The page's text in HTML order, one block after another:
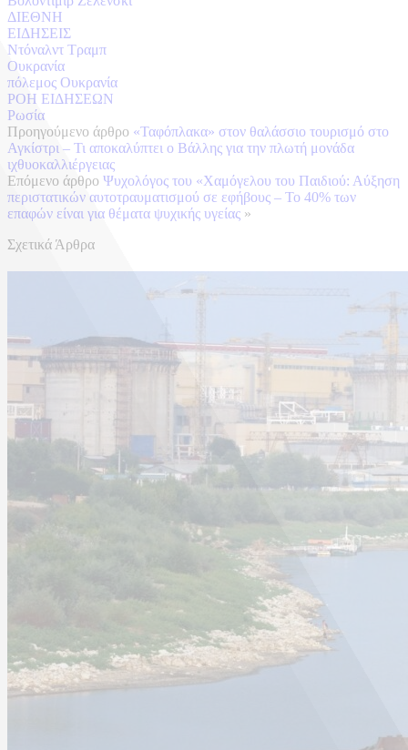
ΔΙΕΘΝΗ
ΕΙΔΗΣΕΙΣ
Ντόναλντ Τραμπ
Ουκρανία
πόλεμος Ουκρανία
ΡΟΗ ΕΙΔΗΣΕΩΝ
Ρωσία
Προηγούμενο άρθρο «Ταφόπλακα» στον θαλάσσιο τουρισμό στο
Αγκίστρι – Τι αποκαλύπτει ο Βάλλης για την πλωτή μονάδα
ιχθυοκαλλιέργειας
Επόμενο άρθρο Ψυχολόγος του «Χαμόγελου του Παιδιού: Αύξηση
περιστατικών αυτοτραυματισμού σε εφήβους – Το 40% των
επαφών είναι για θέματα ψυχικής υγείας »
Σχετικά Άρθρα